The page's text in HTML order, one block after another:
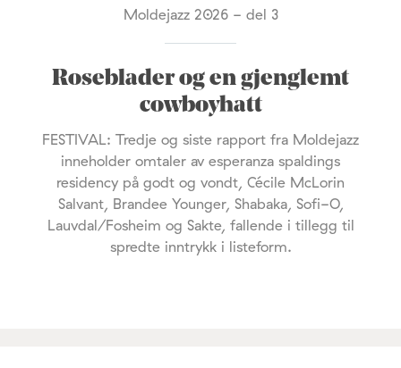
Moldejazz 2026 - del 3
Roseblader og en gjenglemt
cowboyhatt
FESTIVAL: Tredje og siste rapport fra Moldejazz
inneholder omtaler av esperanza spaldings
residency på godt og vondt, Cécile McLorin
Salvant, Brandee Younger, Shabaka, Sofi-O,
Lauvdal/Fosheim og Sakte, fallende i tillegg til
spredte inntrykk i listeform.